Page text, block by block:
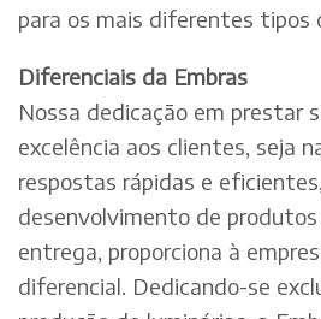
para os mais diferentes tipos
Diferenciais da Embras
Nossa dedicação em prestar
excelência aos clientes, seja
respostas rápidas e
desenvolvimento de produtos
entrega, proporciona à
diferencial. Dedicando-se